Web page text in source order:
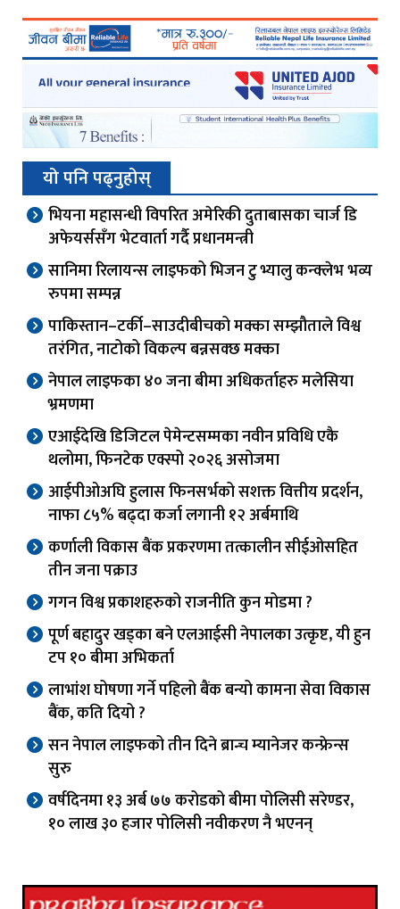
यो पनि पढ्नुहोस्
भियना महासन्धी विपरित अमेरिकी दुताबासका चार्ज डि
अफेयर्ससँग भेटवार्ता गर्दै प्रधानमन्त्री
सानिमा रिलायन्स लाइफको भिजन टु भ्यालु कन्क्लेभ भव्य
रुपमा सम्पन्न
पाकिस्तान–टर्की–साउदीबीचको मक्का सम्झौताले विश्व
तरंगित, नाटोको विकल्प बन्नसक्छ मक्का
नेपाल लाइफका ४० जना बीमा अधिकर्ताहरु मलेसिया
भ्रमणमा
एआईदेखि डिजिटल पेमेन्टसम्मका नवीन प्रविधि एकै
थलोमा, फिनटेक एक्स्पो २०२६ असोजमा
आईपीओअघि हुलास फिनसर्भको सशक्त वित्तीय प्रदर्शन,
नाफा ८५% बढ्दा कर्जा लगानी १२ अर्बमाथि
कर्णाली विकास बैंक प्रकरणमा तत्कालीन सीईओसहित
तीन जना पक्राउ
गगन विश्व प्रकाशहरुको राजनीति कुन मोडमा ?
पूर्ण बहादुर खड्का बने एलआईसी नेपालका उत्कृष्ट, यी हुन
टप १० बीमा अभिकर्ता
लाभांश घोषणा गर्ने पहिलो बैंक बन्यो कामना सेवा विकास
बैंक, कति दियो ?
सन नेपाल लाइफको तीन दिने ब्रान्च म्यानेजर कन्फ्रेन्स
सुरु
वर्षदिनमा १३ अर्ब ७७ करोडको बीमा पोलिसी सरेण्डर,
१० लाख ३० हजार पोलिसी नवीकरण नै भएनन्